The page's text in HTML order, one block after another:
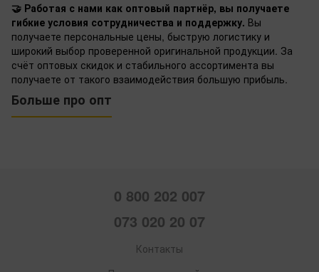
🤝 Работая с нами как оптовый партнёр, вы получаете
гибкие условия сотрудничества и поддержку. Вы
получаете персональные цены, быструю логистику и
широкий выбор проверенной оригинальной продукции. За
счёт оптовых скидок и стабильного ассортимента вы
получаете от такого взаимодействия большую прибыль.
Больше про опт
0 800 202 007
073 020 20 07
Контакты